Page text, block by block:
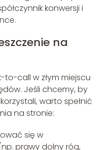
konwersji i
na
to-call w złym miejscu
Jeśli chcemy, by
warto spełnić
na stronie:
się w
prawy dolny róg,